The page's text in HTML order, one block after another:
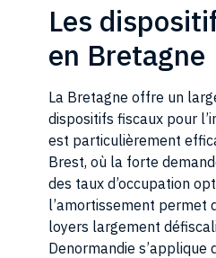
Les
en Bretagne
La Bretagne offre un
dispositifs fiscaux pour
est particulièrement
Brest, où la forte
des taux d’occupation
l’amortissement permet
loyers largement
Denormandie s’applique